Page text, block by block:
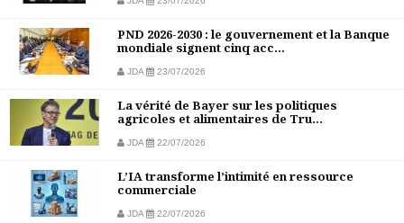
PND 2026-2030 : le gouvernement et la Banque
mondiale signent cinq acc...
JDA 23/07/2026
La vérité de Bayer sur les politiques
agricoles et alimentaires de Tru...
JDA 22/07/2026
L’IA transforme l’intimité en ressource
commerciale
JDA 22/07/2026